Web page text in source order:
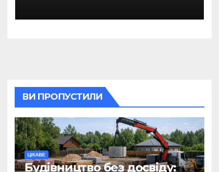
ВИ ПРОПУСТИЛИ
ЦІКАВЕ
Будівництво без досвіду: